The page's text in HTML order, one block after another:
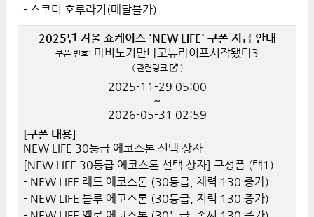
- 스쿠터 호루라기(메달불가)
2025년 겨울 쇼케이스 'NEW LIFE' 쿠폰 지급 안내
쿠폰 번호: 마비노기만나고뉴라이프시작됐다3
( 관련링크 )
2025-11-29 05:00
~
2026-05-31 02:59
[쿠폰 내용]
NEW LIFE 30등급 에코스톤 선택 상자
[NEW LIFE 30등급 에코스톤 선택 상자] 구성품 (택1)
- NEW LIFE 레드 에코스톤 (30등급, 체력 130 증가)
- NEW LIFE 블루 에코스톤 (30등급, 지력 130 증가)